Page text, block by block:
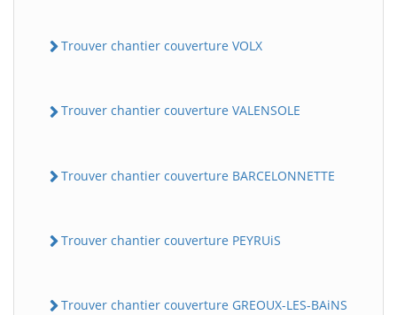
Trouver chantier couverture VOLX
Trouver chantier couverture VALENSOLE
Trouver chantier couverture BARCELONNETTE
Trouver chantier couverture PEYRUiS
Trouver chantier couverture GREOUX-LES-BAiNS